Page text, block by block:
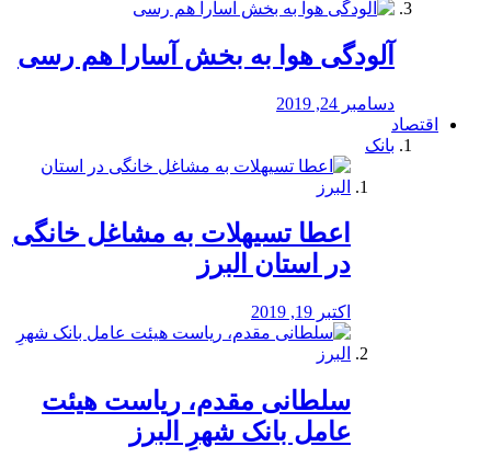
آلودگی هوا به بخش آسارا هم رسی
دسامبر 24, 2019
اقتصاد
بانک
️اعطا تسیهلات به مشاغل خانگی
در استان البرز
اکتبر 19, 2019
سلطانی مقدم، ریاست هیئت
عامل بانک شهرِ البرز